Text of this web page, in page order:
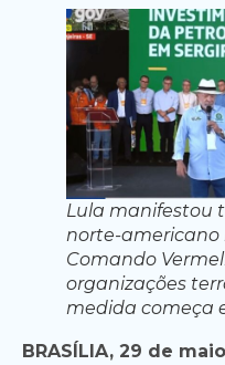
Lula manifestou
norte-americano
Comando
organizações
medida começa
BRASÍLIA, 29 de